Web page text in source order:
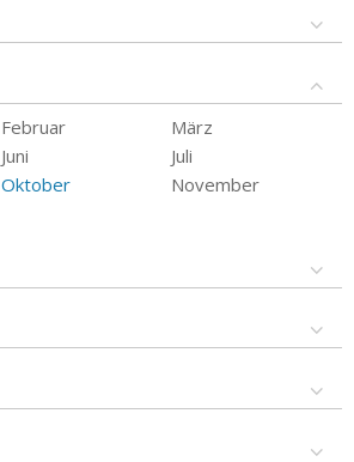
Februar
März
Juni
Juli
Oktober
November